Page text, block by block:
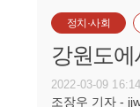
정치·사회
강원도
2022-03-09
조장우 기자 -